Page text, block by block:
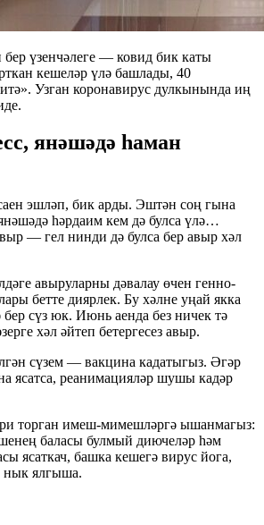
үзенчәлеге — ковид бик каты
кешеләр үлә башлады, 40
Узган коронавирус дулкынында иң
янәшәдә һаман
эшләп, бик арды. Эштән соң гына
һәрдаим кем дә булса үлә…
— гел нинди дә булса бер авыр хәл
авыруларны дәвалау өчен генно-
бетте диярлек. Бу хәлне уңай якка
бер сүз юк. Июнь аенда без ничек тә
хәл әйтеп бетергесез авыр.
сүзем — вакцина кадатыгыз. Әгәр
ясатса, реанимацияләр шушы кадәр
торган имеш-мимешләргә ышанмагыз:
баласы булмый диючеләр һәм
ясаткач, башка кешегә вирус йога,
нык ялгыша.